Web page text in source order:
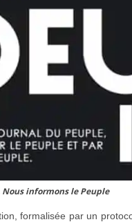
Nous informons le Peuple
formalisée par un